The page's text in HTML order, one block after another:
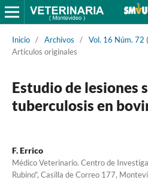
Inicio / Archivos / Vol. 16 Núm. 72
Artículos originales
Estudio de lesiones
tuberculosis en
F. Errico
Médico Veterinario. Centro de
Rubino", Casilla de Correo 177,